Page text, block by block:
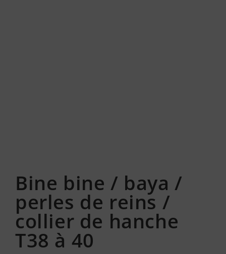
Bine bine / baya /
perles de reins /
collier de hanche
T38 à 40